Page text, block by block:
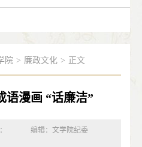
院 > 廉政文化 > 正文
语漫画 “话廉洁”
编辑：文学院纪委